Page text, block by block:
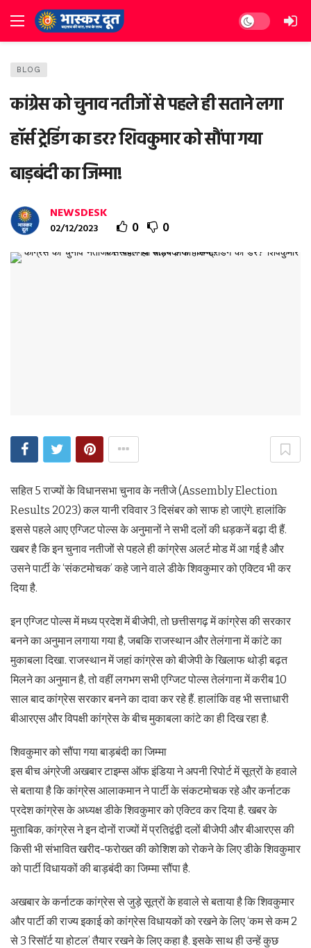
Dark mode
BLOG
कांग्रेस को चुनाव नतीजों से पहले ही सताने लगा
हॉर्स ट्रेडिंग का डर? शिवकुमार को सौंपा गया
बाड़बंदी का जिम्मा!
NEWSDESK
02/12/2023 0 0
सहित 5 राज्यों के विधानसभा चुनाव के नतीजे (Assembly Election
Results 2023) कल यानी रविवार 3 दिसंबर को साफ हो जाएंगे. हालांकि
इससे पहले आए एग्जिट पोल्स के अनुमानों ने सभी दलों की धड़कनें बढ़ा दी हैं.
खबर है कि इन चुनाव नतीजों से पहले ही कांग्रेस अलर्ट मोड में आ गई है और
उसने पार्टी के ‘संकटमोचक’ कहे जाने वाले डीके शिवकुमार को एक्टिव भी कर
दिया है.
इन एग्जिट पोल्स में मध्य प्रदेश में बीजेपी, तो छत्तीसगढ़ में कांग्रेस की सरकार
बनने का अनुमान लगाया गया है, जबकि राजस्थान और तेलंगाना में कांटे का
मुकाबला दिखा. राजस्थान में जहां कांग्रेस को बीजेपी के खिलाफ थोड़ी बढ़त
मिलने का अनुमान है, तो वहीं लगभग सभी एग्जिट पोल्स तेलंगाना में करीब 10
साल बाद कांग्रेस सरकार बनने का दावा कर रहे हैं. हालांकि वह भी सत्ताधारी
बीआरएस और विपक्षी कांग्रेस के बीच मुकाबला कांटे का ही दिख रहा है.
शिवकुमार को सौंपा गया बाड़बंदी का जिम्मा
इस बीच अंग्रेजी अखबार टाइम्स ऑफ इंडिया ने अपनी रिपोर्ट में सूत्रों के हवाले
से बताया है कि कांग्रेस आलाकमान ने पार्टी के संकटमोचक रहे और कर्नाटक
प्रदेश कांग्रेस के अध्यक्ष डीके शिवकुमार को एक्टिव कर दिया है. खबर के
मुताबिक, कांग्रेस ने इन दोनों राज्यों में प्रतिद्वंद्वी दलों बीजेपी और बीआरएस की
किसी भी संभावित खरीद-फरोख्त की कोशिश को रोकने के लिए डीके शिवकुमार
को पार्टी विधायकों की बाड़बंदी का जिम्मा सौंपा है.
अखबार के कर्नाटक कांग्रेस से जुड़े सूत्रों के हवाले से बताया है कि शिवकुमार
और पार्टी की राज्य इकाई को कांग्रेस विधायकों को रखने के लिए ‘कम से कम 2
से 3 रिसॉर्ट या होटल’ तैयार रखने के लिए कहा है. इसके साथ ही उन्हें कुछ